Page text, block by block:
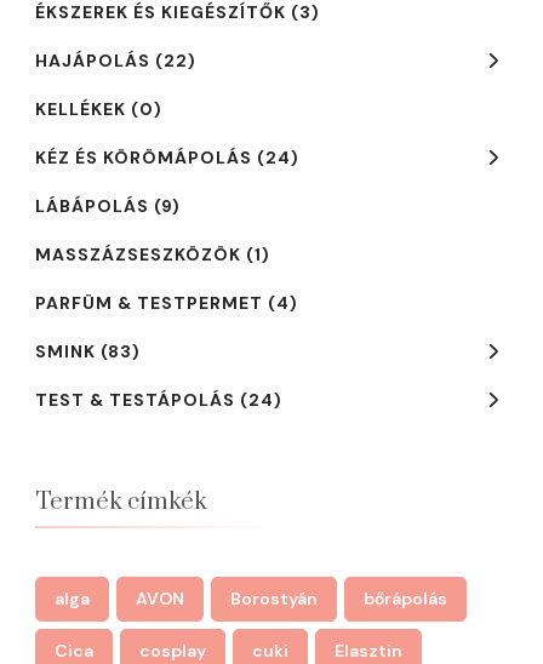
ÉKSZEREK ÉS KIEGÉSZÍTŐK (3)
HAJÁPOLÁS (22)
KELLÉKEK (0)
KÉZ ÉS KÖRÖMÁPOLÁS (24)
LÁBÁPOLÁS (9)
MASSZÁZSESZKÖZÖK (1)
PARFÜM & TESTPERMET (4)
SMINK (83)
TEST & TESTÁPOLÁS (24)
Termék címkék
alga AVON Borostyán bőrápolás
Cica cosplay cuki Elasztin